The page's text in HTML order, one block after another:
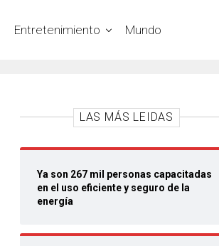
Entretenimiento Mundo
LAS MÁS LEIDAS
Ya son 267 mil personas capacitadas
en el uso eficiente y seguro de la
energía